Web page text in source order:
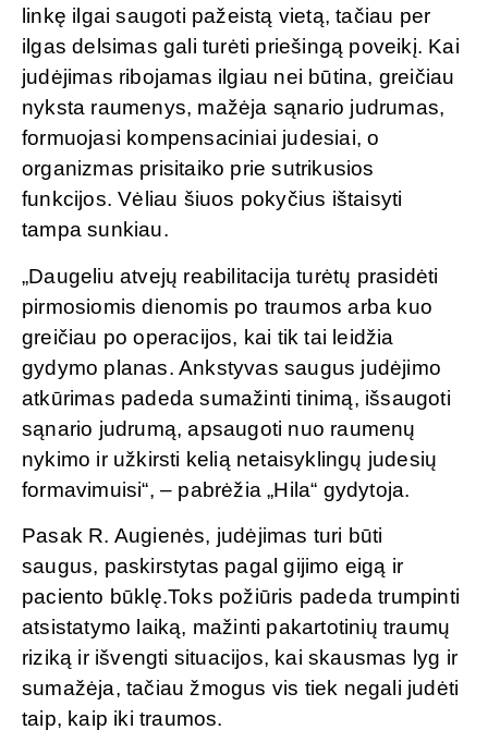
linkę ilgai saugoti pažeistą vietą, tačiau per
ilgas delsimas gali turėti priešingą poveikį. Kai
judėjimas ribojamas ilgiau nei būtina, greičiau
nyksta raumenys, mažėja sąnario judrumas,
formuojasi kompensaciniai judesiai, o
organizmas prisitaiko prie sutrikusios
funkcijos. Vėliau šiuos pokyčius ištaisyti
tampa sunkiau.
„Daugeliu atvejų reabilitacija turėtų prasidėti
pirmosiomis dienomis po traumos arba kuo
greičiau po operacijos, kai tik tai leidžia
gydymo planas. Ankstyvas saugus judėjimo
atkūrimas padeda sumažinti tinimą, išsaugoti
sąnario judrumą, apsaugoti nuo raumenų
nykimo ir užkirsti kelią netaisyklingų judesių
formavimuisi“, – pabrėžia „Hila“ gydytoja.
Pasak R. Augienės, judėjimas turi būti
saugus, paskirstytas pagal gijimo eigą ir
paciento būklę.Toks požiūris padeda trumpinti
atsistatymo laiką, mažinti pakartotinių traumų
riziką ir išvengti situacijos, kai skausmas lyg ir
sumažėja, tačiau žmogus vis tiek negali judėti
taip, kaip iki traumos.